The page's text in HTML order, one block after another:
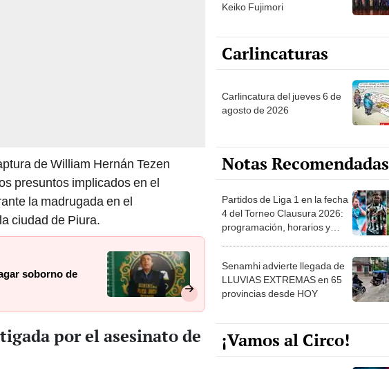
de William Hernán Tezen
presuntos implicados en el
la madrugada en el
ciudad de Piura.
soborno de
por el asesinato de
Keiko Fujimori
Carlincaturas
Carlincatura del jueves 6 de
agosto de 2026
Notas Recomendadas
Partidos de Liga 1 en la fecha
4 del Torneo Clausura 2026:
programación, horarios y
Senamhi advierte llegada de
LLUVIAS EXTREMAS en 65
provincias desde HOY
¡Vamos al Circo!